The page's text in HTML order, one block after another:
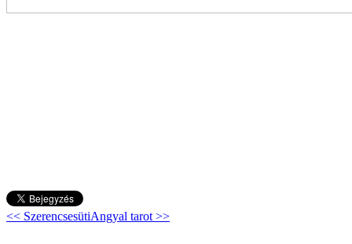
<< SzerencsesütiAngyal tarot >>